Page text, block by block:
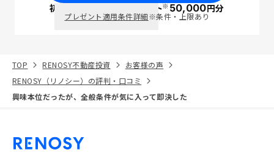
初回面談で ポイント※50,000円分
プレゼント適用条件詳細※条件・上限あり
TOP RENOSY不動産投資
お客様の声
RENOSY（リノシー）の評判・口コミ
興味本位だったが、全般条件が気に入って即決した